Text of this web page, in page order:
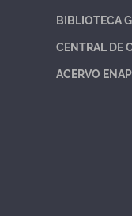
BIBLIOTECA
CENTRAL DE
ACERVO ENAP